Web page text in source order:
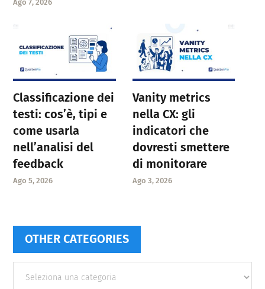
Ago 7, 2026
Classificazione dei
testi: cos’è, tipi e
come usarla
nell’analisi del
feedback
Ago 5, 2026
Vanity metrics
nella CX: gli
indicatori che
dovresti smettere
di monitorare
Ago 3, 2026
OTHER CATEGORIES
categories